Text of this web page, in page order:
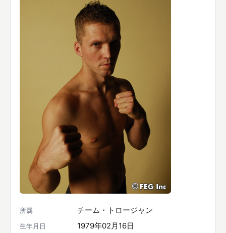
所属 チーム・トロージャン
生年月日 1979年02月16日